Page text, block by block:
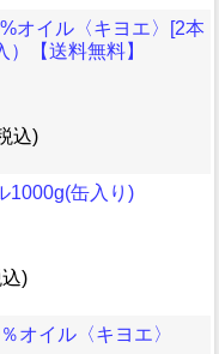
オイル〈キヨエ〉[2本
【送料無料】
込)
1000g(缶入り)
)
オイル〈キヨエ〉